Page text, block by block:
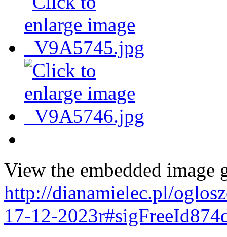
View the embedded image
http://dianamielec.pl/
17-12-